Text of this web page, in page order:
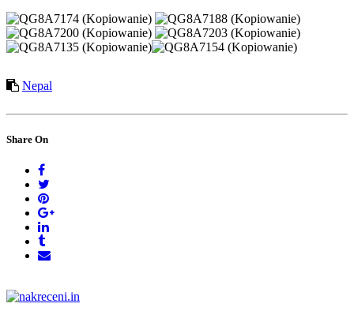
Nepal
Share On